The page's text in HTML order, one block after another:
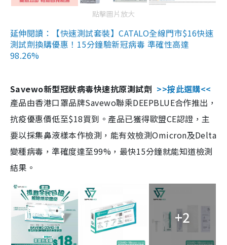
點擊圖片放大
延伸閱讀：【快速測試套裝】CATALO全線門市$16快速
測試劑換購優惠！15分鐘驗新冠病毒 準確性高達
98.26%
Savewo新型冠狀病毒快速抗原測試劑 >>按此選購<<
產品由香港口罩品牌Savewo聯乘DEEPBLUE合作推出，
抗疫優惠價低至$18買到。產品已獲得歐盟CE認證，主
要以採集鼻液樣本作檢測，能有效檢測Omicron及Delta
變種病毒，準確度達至99%，最快15分鐘就能知道檢測
結果。
+2